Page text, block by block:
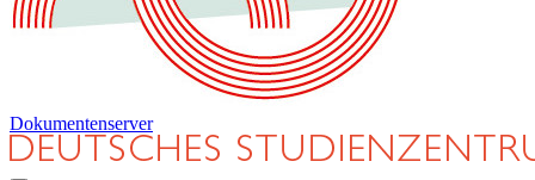
Dokumentenserver